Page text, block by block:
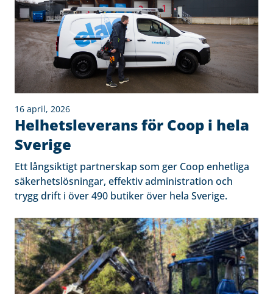
16 april, 2026
Helhetsleverans för Coop i hela
Sverige
Ett långsiktigt partnerskap som ger Coop enhetliga
säkerhetslösningar, effektiv administration och
trygg drift i över 490 butiker över hela Sverige.